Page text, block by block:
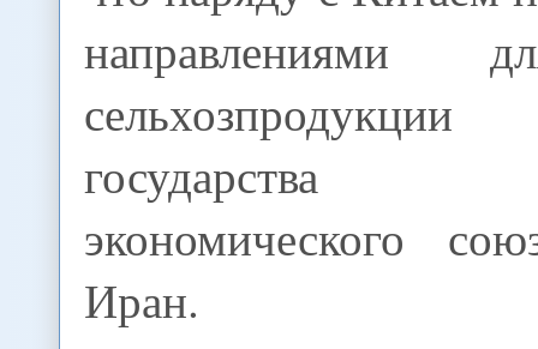
направлениями
государства
экономического
Иран.